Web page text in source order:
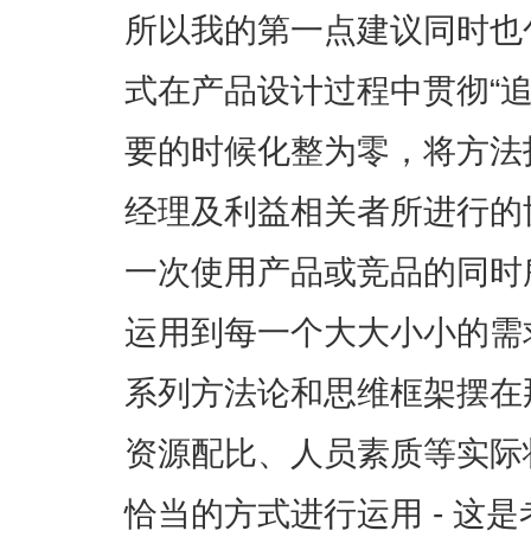
所以我的第一点建议同时
式在产品设计过程中贯彻“
要的时候化整为零，将方
经理及利益相关者所进行
一次使用产品或竞品的同
运用到每一个大大小小的
系列方法论和思维框架摆
资源配比、人员素质等实
恰当的方式进行运用 - 这